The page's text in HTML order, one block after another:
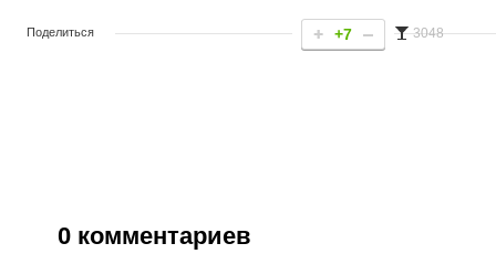
Поделиться +7 3048
0 комментариев